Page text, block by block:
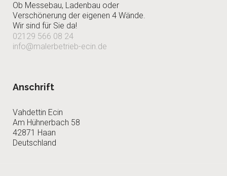
Ob Messebau, Ladenbau oder
Verschönerung der eigenen 4 Wände.
Wir sind für Sie da!
02129 566 08 24
info@malerbetrieb-ecin.de
Anschrift
Vahdettin Ecin
Am Hühnerbach 58
42871 Haan
Deutschland